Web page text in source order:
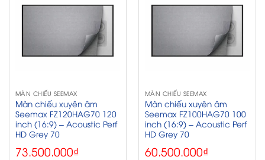
MÀN CHIẾU SEEMAX
Màn chiếu xuyên âm
Seemax FZ120HAG70 120
inch (16:9) – Acoustic Perf
HD Grey 70
73.500.000₫
MÀN CHIẾU SEEMAX
Màn chiếu xuyên âm
Seemax FZ100HAG70 100
inch (16:9) – Acoustic Perf
HD Grey 70
60.500.000₫